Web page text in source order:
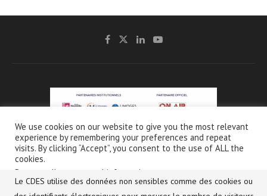
@2021 - CDES -Mentions légales & Crédits- Charte de protection et d’utilisation
des données personnelles
We use cookies on our website to give you the most relevant
experience by remembering your preferences and repeat
visits. By clicking “Accept”, you consent to the use of ALL the
cookies.
Do not sell my personal information
Le CDES utilise des données non sensibles comme des cookies ou
Français English(Anglais)